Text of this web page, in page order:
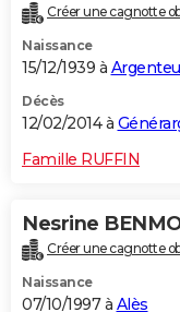
Créer une cagnotte
Naissance
15/12/1939 à
Décès
12/02/2014 à
Famille RUFFIN
Nesrine
Créer une cagnotte
Naissance
07/10/1997 à Alès